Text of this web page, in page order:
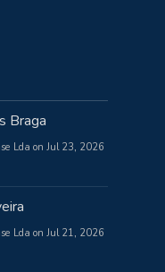
Braga
Lda on Jul 23, 2026
Lda on Jul 21, 2026